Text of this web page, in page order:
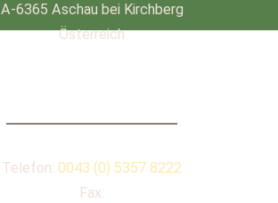
A-6365 Aschau bei Kirchberg
Österreich
Telefon: 0043 (0) 5357 8222
Fax: